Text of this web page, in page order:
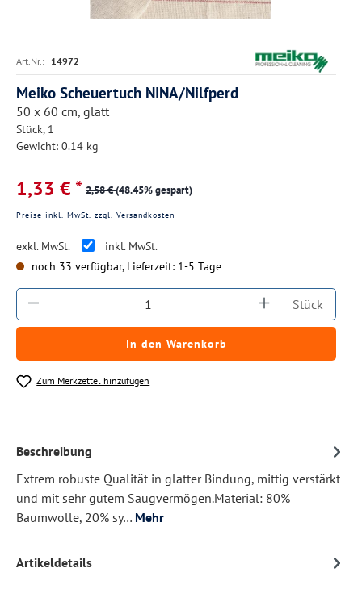
Art.Nr.: 14972
Meiko Scheuertuch NINA/Nilfperd
50 x 60 cm, glatt
Stück, 1
Gewicht: 0.14 kg
1,33 € * 2,58 €(48.45% gespart)
Preise inkl. MwSt. zzgl. Versandkosten
exkl. MwSt.
inkl. MwSt.
noch 33 verfügbar, Lieferzeit: 1-5 Tage
Produkt Anzahl: Gib den gewünschten
Stück
In den Warenkorb
Zum Merkzettel hinzufügen
Beschreibung
Extrem robuste Qualität in glatter Bindung, mittig verstärkt
und mit sehr gutem Saugvermögen.Material: 80%
Baumwolle, 20% sy… Mehr
Artikeldetails